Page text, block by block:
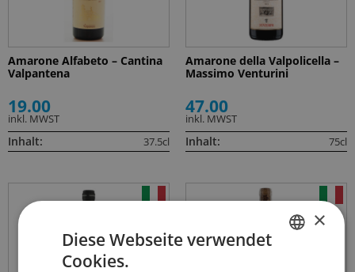
Amarone Alfabeto – Cantina
Valpantena
19.00
inkl. MWST
Inhalt: 37.5cl
Amarone della Valpolicella –
Massimo Venturini
47.00
inkl. MWST
Inhalt: 75cl
×
Diese Webseite verwendet
Cookies.